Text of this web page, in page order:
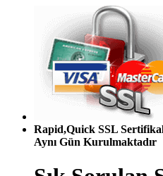
Rapid,Quick SSL
Aynı Gün Kurulmaktadır